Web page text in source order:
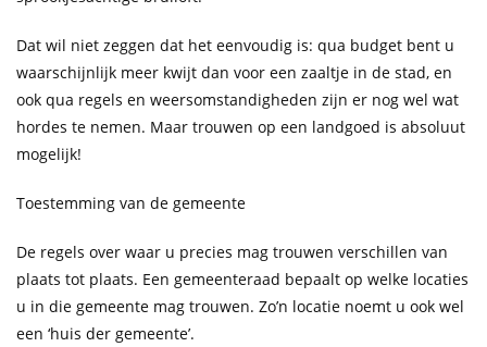
Dat wil niet zeggen dat het eenvoudig is: qua budget bent u
waarschijnlijk meer kwijt dan voor een zaaltje in de stad, en
ook qua regels en weersomstandigheden zijn er nog wel wat
hordes te nemen. Maar trouwen op een landgoed is absoluut
mogelijk!
Toestemming van de gemeente
De regels over waar u precies mag trouwen verschillen van
plaats tot plaats. Een gemeenteraad bepaalt op welke locaties
u in die gemeente mag trouwen. Zo’n locatie noemt u ook wel
een ‘huis der gemeente’.